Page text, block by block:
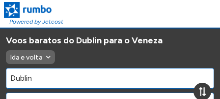
Powered by Jetcost
Voos baratos do Dublin para o Veneza
Ida e volta